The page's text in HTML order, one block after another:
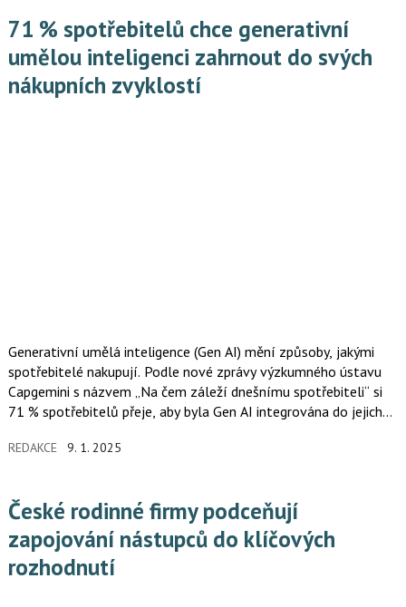
71 % spotřebitelů chce generativní
umělou inteligenci zahrnout do svých
nákupních zvyklostí
Generativní umělá inteligence (Gen AI) mění způsoby, jakými
spotřebitelé nakupují. Podle nové zprávy výzkumného ústavu
Capgemini s názvem „Na čem záleží dnešnímu spotřebiteli“ si
71 % spotřebitelů přeje, aby byla Gen AI integrována do jejich
REDAKCE 9. 1. 2025
České rodinné firmy podceňují
zapojování nástupců do klíčových
rozhodnutí